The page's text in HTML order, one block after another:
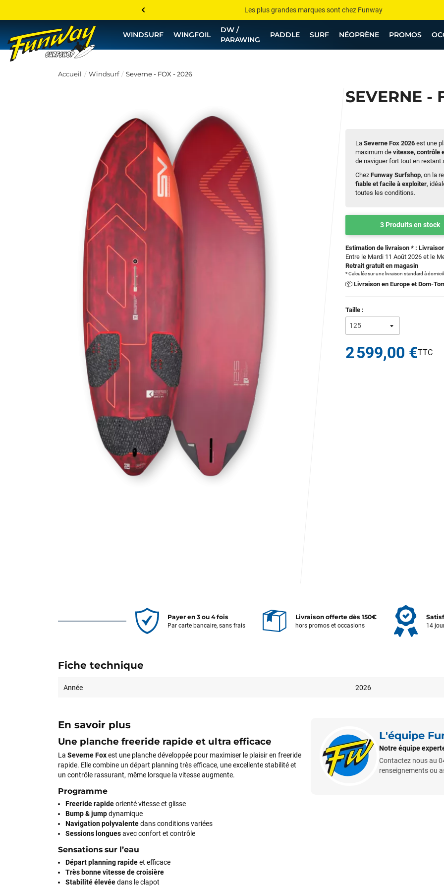
Les plus grandes marques sont chez Funway
Jusqu’à -75% de remise sur le windsurf, wingfoil, etc...
💰 Meilleur prix garanti — Moins cher ailleurs ? On s’aligne !
WINDSURF WINGFOIL
DW /
PARAWING
PADDLE SURF NÉOPRÈNE PROMOS
Accueil Windsurf Severne - FOX - 2026
SEVERNE -
La Severne Fox 2026 est une
maximum de vitesse, contrôle
de naviguer fort tout en restant
Chez Funway Surfshop, on la
fiable et facile à exploiter,
toutes les conditions.
3 Produits en stock
Estimation de livraison * :
Entre le Mardi 11 Août 2026 et le
Retrait gratuit en magasin
* Calculée sur une livraison standard à
📦 Livraison en Europe et Dom-
Taille :
2 599,00 €
Payer en 3 ou 4 fois
Par carte bancaire, sans frais
Livraison offerte dès 150€
hors promos et occasions 14
Fiche technique
Année 2026
En savoir plus
Une planche freeride rapide et ultra efficace
La Severne Foxest une planche développée pour maximiser le plaisir en freeride
rapide. Elle combine un départ planning très efficace, une excellente stabilité et
un contrôle rassurant, même lorsque la vitesse augmente.
Programme
Freeride rapideorienté vitesse et glisse
Bump & jumpdynamique
Navigation polyvalentedans conditions variées
Sessions longuesavec confort et contrôle
Sensations sur l’eau
Départ planning rapideet efficace
Très bonne vitesse de croisière
Stabilité élevéedans le clapot
L'équipe
Notre équipe
Contactez nous au
renseignements ou